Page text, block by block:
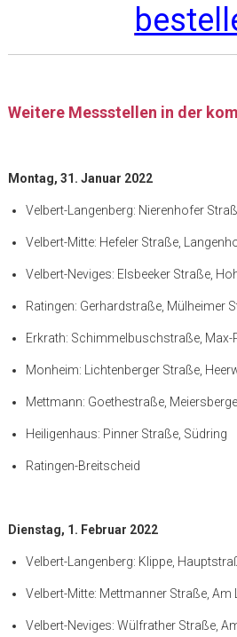
Weitere Messstellen in der
Montag, 31. Januar 2022
Velbert-Langenberg: Nierenhofer
Velbert-Mitte: Hefeler Straße,
Velbert-Neviges: Elsbeeker Straße,
Ratingen: Gerhardstraße, Mülheimer
Erkrath: Schimmelbuschstraße, Max-
Monheim: Lichtenberger Straße,
Mettmann: Goethestraße,
Heiligenhaus: Pinner Straße, Südring
Ratingen-Breitscheid
Dienstag, 1. Februar 2022
Velbert-Langenberg: Klippe,
Velbert-Mitte: Mettmanner Straße, Am
Velbert-Neviges: Wülfrather Straße,